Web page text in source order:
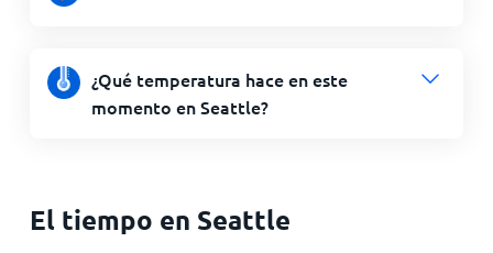
¿Qué temperatura hace en este
momento en Seattle?
El tiempo en Seattle